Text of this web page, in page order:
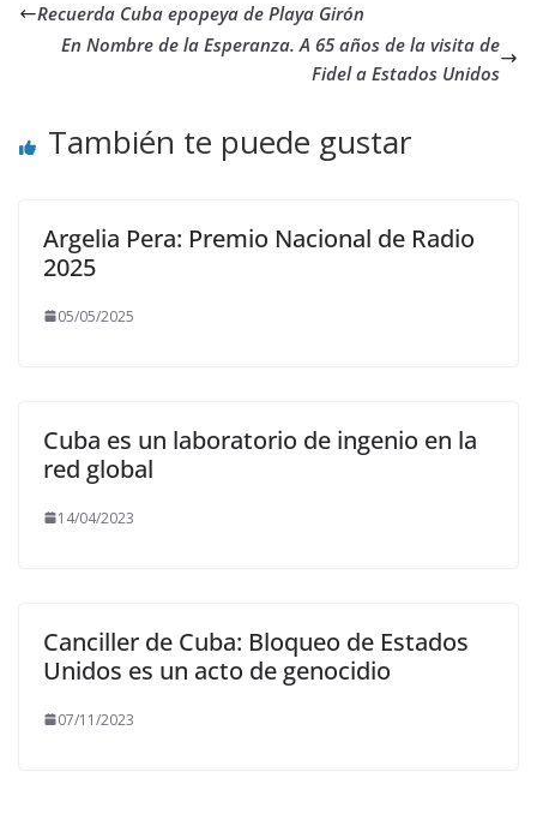
Recuerda Cuba epopeya de Playa Girón
En Nombre de la Esperanza. A 65 años de la visita de
Fidel a Estados Unidos
También te puede gustar
Argelia Pera: Premio Nacional de Radio
2025
05/05/2025
Cuba es un laboratorio de ingenio en la
red global
14/04/2023
Canciller de Cuba: Bloqueo de Estados
Unidos es un acto de genocidio
07/11/2023